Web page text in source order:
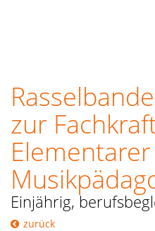
zur
Elementarer
Einjährig,
zurück